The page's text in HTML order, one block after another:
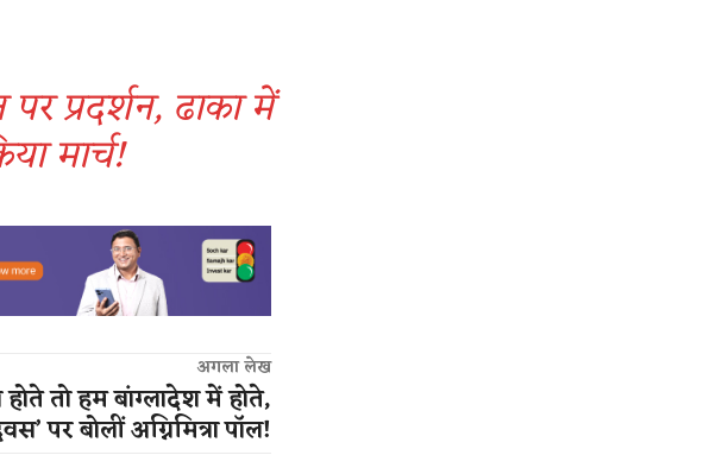
प्रदर्शन, ढाका में
मार्च!
अगला लेख
होते तो हम बांग्लादेश में होते,
पर बोलीं अग्निमित्रा पॉल!